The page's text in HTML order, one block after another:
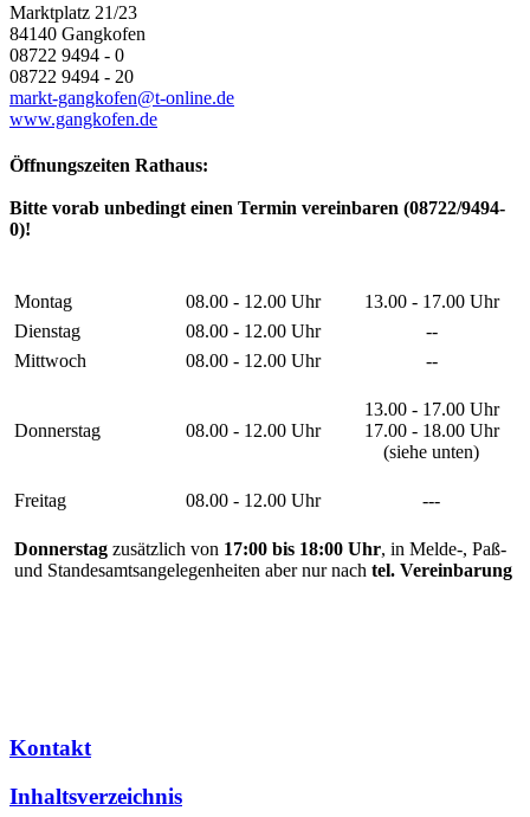
Marktplatz 21/23
84140 Gangkofen
08722 9494 - 0
08722 9494 - 20
markt-gangkofen@t-online.de
www.gangkofen.de
Öffnungszeiten Rathaus:
Bitte vorab unbedingt einen Termin vereinbaren (08722/9494-
0)!
Montag 08.00 - 12.00 Uhr
13.00 - 17.00 Uhr
Dienstag
08.00 - 12.00 Uhr
--
Mittwoch
08.00 - 12.00 Uhr --
Donnerstag 08.00 - 12.00 Uhr
13.00 - 17.00 Uhr
17.00 - 18.00 Uhr
(siehe unten)
Freitag 08.00 - 12.00 Uhr ---
Donnerstag zusätzlich von 17:00 bis 18:00 Uhr, in Melde-, Paß-
und Standesamtsangelegenheiten aber nur nach tel. Vereinbarung
Kontakt
Inhaltsverzeichnis